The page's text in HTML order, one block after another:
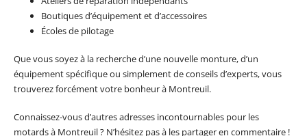
Boutiques d’équipement et d’accessoires
Écoles de pilotage
Que vous soyez à la recherche d’une nouvelle monture, d’un
équipement spécifique ou simplement de conseils d’experts, vous
trouverez forcément votre bonheur à Montreuil.
Connaissez-vous d’autres adresses incontournables pour les
motards à Montreuil ? N’hésitez pas à les partager en commentaire !